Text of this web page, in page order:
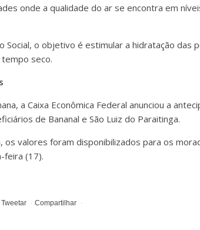
onde a qualidade do ar se encontra em
Social, o objetivo é estimular a hidratação das
seco.
a Caixa Econômica Federal anunciou a
de Bananal e São Luiz do Paraitinga.
os valores foram disponibilizados para os
feira (17).